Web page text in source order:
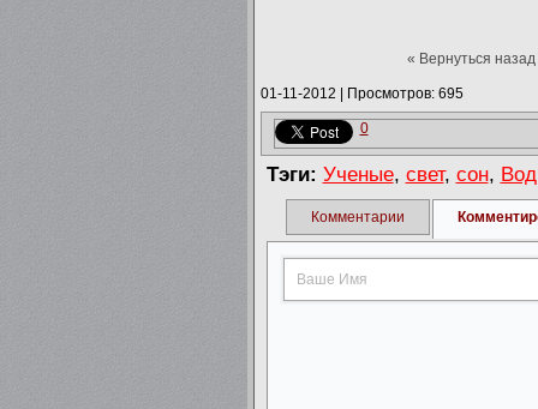
« Вернуться назад
01-11-2012 Просмотров: 695
0
Тэги: Ученые, свет, сон,
Комментарии